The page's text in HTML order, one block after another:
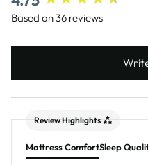
Based on 36 reviews
Review Highlights
Mattress ComfortSleep